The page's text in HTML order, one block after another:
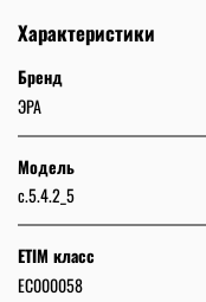
Характеристики
Бренд
ЭРА
Модель
c.5.4.2_5
ETIM класс
EC000058